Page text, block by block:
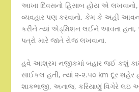
આખા દિવસનો હિસાબ હોય એ
વ્યવહાર પણ કરવાનો, કેમ કે અહીં
કરીને ત્યાં એડ્મિશન લઈને આવતા હતા,
પત્રો મારે જાતે રોજ લખવાના.
હવે આશ્રમ નજીકમાં બહાર જઈ કશું
સાઈકલ હતી, ત્યાં ૨-૨.૫૦ km દૂર
શાકભાજી, અનાજ, કરિયાણું વિગેરે લઇ